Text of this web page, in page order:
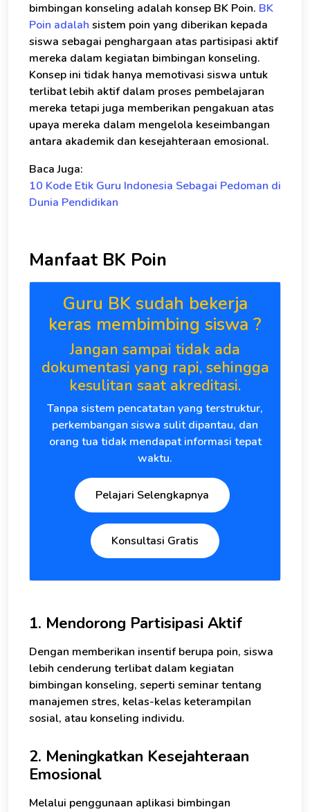
bimbingan konseling adalah konsep BK Poin. BK
Poin adalah sistem poin yang diberikan kepada
siswa sebagai penghargaan atas partisipasi aktif
mereka dalam kegiatan bimbingan konseling.
Konsep ini tidak hanya memotivasi siswa untuk
terlibat lebih aktif dalam proses pembelajaran
mereka tetapi juga memberikan pengakuan atas
upaya mereka dalam mengelola keseimbangan
antara akademik dan kesejahteraan emosional.
Baca Juga:
10 Kode Etik Guru Indonesia Sebagai Pedoman di
Dunia Pendidikan
Manfaat BK Poin
Guru BK sudah bekerja
keras membimbing siswa ?
Jangan sampai tidak ada
dokumentasi yang rapi, sehingga
kesulitan saat akreditasi.
Tanpa sistem pencatatan yang terstruktur,
perkembangan siswa sulit dipantau, dan
orang tua tidak mendapat informasi tepat
waktu.
Pelajari Selengkapnya
Konsultasi Gratis
1. Mendorong Partisipasi Aktif
Dengan memberikan insentif berupa poin, siswa
lebih cenderung terlibat dalam kegiatan
bimbingan konseling, seperti seminar tentang
manajemen stres, kelas-kelas keterampilan
sosial, atau konseling individu.
2. Meningkatkan Kesejahteraan
Emosional
Melalui penggunaan aplikasi bimbingan